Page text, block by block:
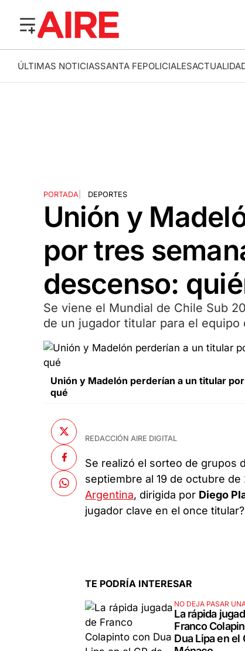
ÚLTIMAS NOTICIASSANTA FEPOLICIALES
PORTADA| DEPORTES
Unión y
por tres
descenso:
Se viene el Mundial de Chile Sub
de un jugador titular para el equipo
Unión y Madelón perderían a un titular
qué
REDACCIÓN AIRE DIGITAL
Se realizó el sorteo de grupos
septiembre al 19 de octubre
Argentina, dirigida por Diego
jugador clave en el once titular?
TE PODRÍA INTERESAR
NO DEJA PASAR
La rápida
Franco
Dua Lipa en el